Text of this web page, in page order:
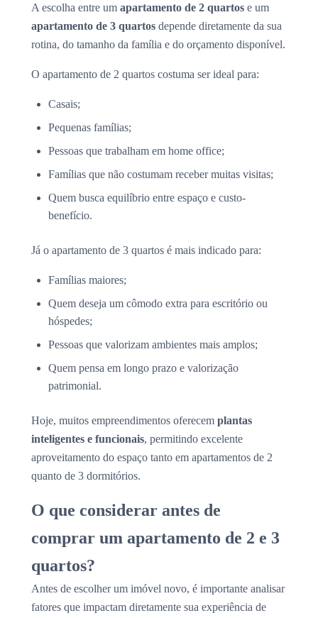
A escolha entre um apartamento de 2 quartos e um
apartamento de 3 quartos depende diretamente da sua
rotina, do tamanho da família e do orçamento disponível.
O apartamento de 2 quartos costuma ser ideal para:
Casais;
Pequenas famílias;
Pessoas que trabalham em home office;
Famílias que não costumam receber muitas visitas;
Quem busca equilíbrio entre espaço e custo-
benefício.
Já o apartamento de 3 quartos é mais indicado para:
Famílias maiores;
Quem deseja um cômodo extra para escritório ou
hóspedes;
Pessoas que valorizam ambientes mais amplos;
Quem pensa em longo prazo e valorização
patrimonial.
Hoje, muitos empreendimentos oferecem plantas
inteligentes e funcionais, permitindo excelente
aproveitamento do espaço tanto em apartamentos de 2
quanto de 3 dormitórios.
O que considerar antes de
comprar um apartamento de 2 e 3
quartos?
Antes de escolher um imóvel novo, é importante analisar
fatores que impactam diretamente sua experiência de